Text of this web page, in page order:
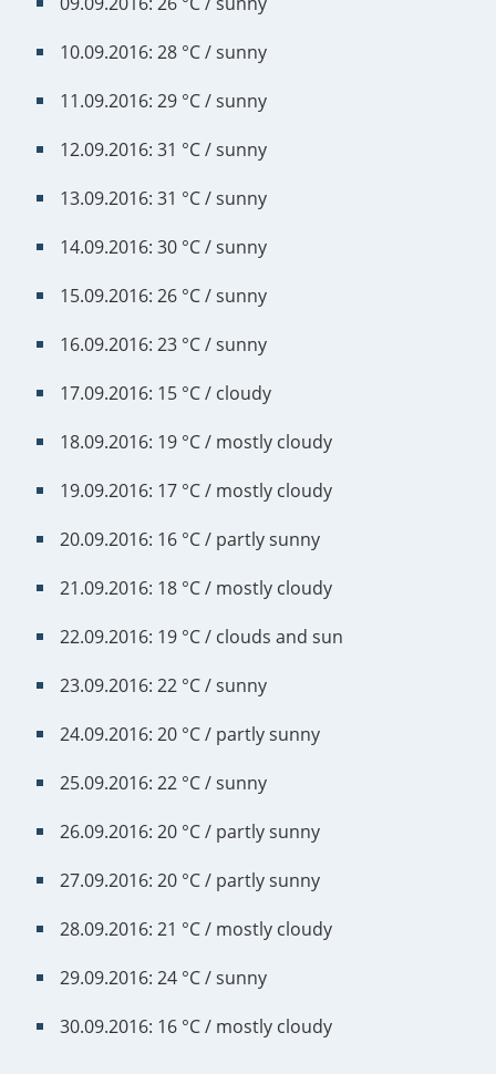
10.09.2016: 28 °C / sunny
11.09.2016: 29 °C / sunny
12.09.2016: 31 °C / sunny
13.09.2016: 31 °C / sunny
14.09.2016: 30 °C / sunny
15.09.2016: 26 °C / sunny
16.09.2016: 23 °C / sunny
17.09.2016: 15 °C / cloudy
18.09.2016: 19 °C / mostly cloudy
19.09.2016: 17 °C / mostly cloudy
20.09.2016: 16 °C / partly sunny
21.09.2016: 18 °C / mostly cloudy
22.09.2016: 19 °C / clouds and sun
23.09.2016: 22 °C / sunny
24.09.2016: 20 °C / partly sunny
25.09.2016: 22 °C / sunny
26.09.2016: 20 °C / partly sunny
27.09.2016: 20 °C / partly sunny
28.09.2016: 21 °C / mostly cloudy
29.09.2016: 24 °C / sunny
30.09.2016: 16 °C / mostly cloudy